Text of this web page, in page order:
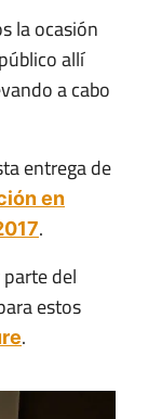
la ocasión
allí
a cabo
entrega de
en
.
del
estos
.